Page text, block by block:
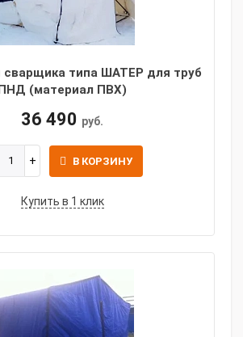
сварщика типа ШАТЕР для труб
(материал ПВХ)
36 490 руб.
В КОРЗИНУ
Купить в 1 клик